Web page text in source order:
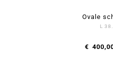
Ovale
L
€